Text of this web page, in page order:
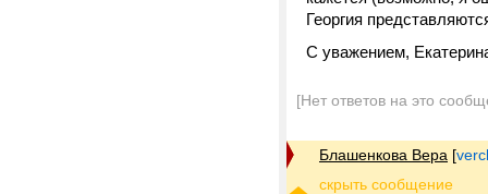
Георгия
С уважением,
[Нет ответов на это
Блашенкова Вера [